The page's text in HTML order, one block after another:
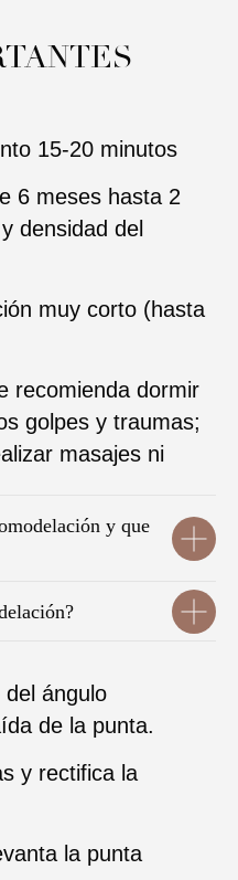
dormir
ni
y que
la
y muy
la base